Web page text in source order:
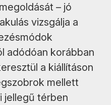
– jó
vizsgálja a
adódóan korábban
a kiállításon
mellett
jellegű térben